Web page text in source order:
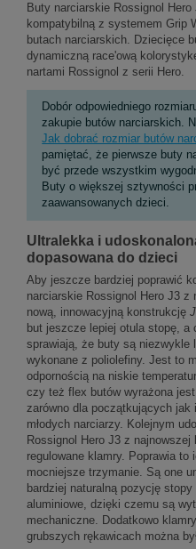
Buty narciarskie Rossignol
kompatybilną z systemem Grip
butach narciarskich. Dziecięce
dynamiczną race'ową
nartami Rossignol z serii Hero.
Dobór odpowiedniego
zakupie butów narciarskich.
Jak dobrać rozmiar butów
pamiętać, że pierwsze buty
być przede wszystkim
Buty o większej sztywności
zaawansowanych dzieci.
Ultralekka i
dopasowana do dzieci
Aby jeszcze bardziej poprawić
narciarskie Rossignol Hero J3 z
nową, innowacyjną konstrukcję
but jeszcze lepiej otula stopę, a
sprawiają, że buty są niezwykle
wykonane z poliolefiny. Jest to
odpornością na niskie
czy też flex butów wyrażona
zarówno dla początkujących jak
młodych narciarzy. Kolejnym
Rossignol Hero J3 z najnowszej
regulowane klamry. Poprawia to
mocniejsze trzymanie. Są one
bardziej naturalną pozycję
aluminiowe, dzięki czemu są
mechaniczne. Dodatkowo
grubszych rękawicach można